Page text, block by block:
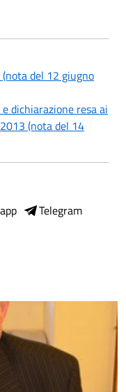
del 12 giugno
dichiarazione resa ai
(nota del 14
Telegram